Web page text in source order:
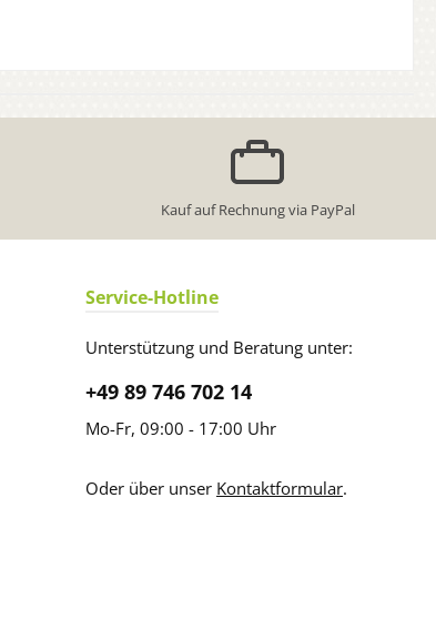
Kauf auf Rechnung via PayPal
Service-Hotline
Unterstützung und Beratung unter:
+49 89 746 702 14
Mo-Fr, 09:00 - 17:00 Uhr
Oder über unser Kontaktformular.